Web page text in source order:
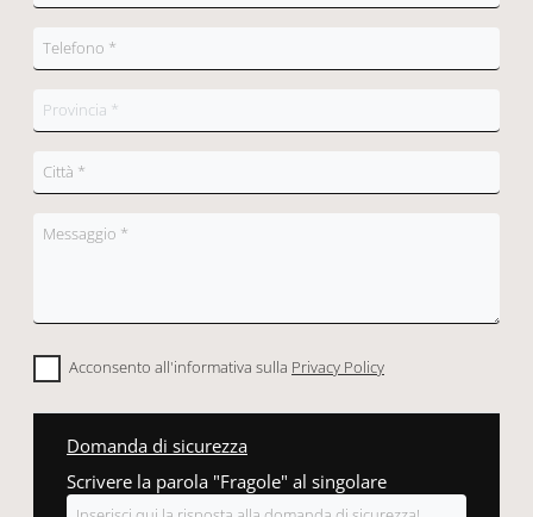
Acconsento all'informativa sulla Privacy Policy
Domanda di sicurezza
Scrivere la parola "Fragole" al singolare